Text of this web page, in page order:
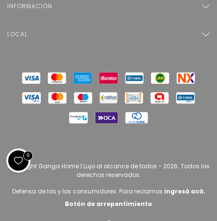
INFORMACIÓN
LOCAL
Copyright Ganga Home | Lujo al alcance de todos - 2026. Todos los
derechos reservados.
Defensa de las y los consumidores. Para reclamos ingresá acá.
Botón de arrepentimiento
0